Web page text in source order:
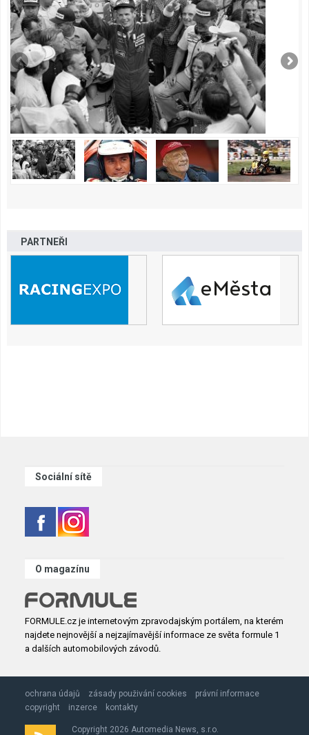
PARTNEŘI
Sociální sítě
O magazínu
FORMULE.cz je internetovým zpravodajským portálem, na kterém
najdete nejnovější a nejzajímavější informace ze světa formule 1
a dalších automobilových závodů.
ochrana údajů zásady použivání cookies
právní informace
copyright
inzerce kontakty
Copyright 2026 Automedia News, s.r.o.